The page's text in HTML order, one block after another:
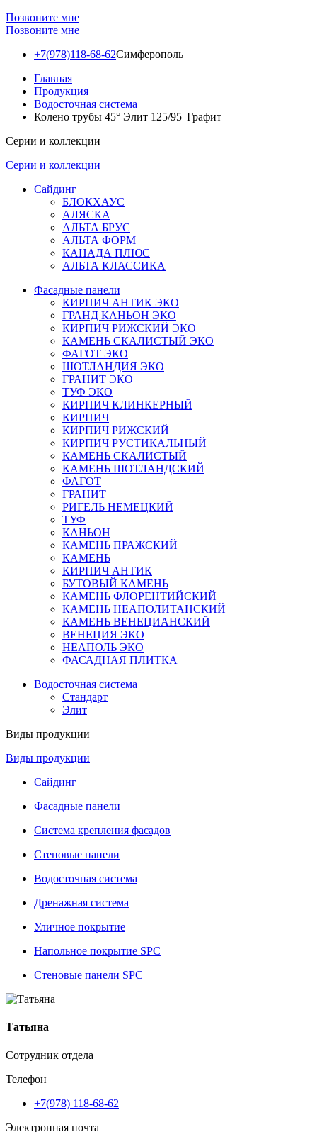
Позвоните мне
Позвоните мне
+7(978)118-68-62Симферополь
Главная
Продукция
Водосточная система
Колено трубы 45° Элит 125/95| Графит
Серии и коллекции
Серии и коллекции
Сайдинг
БЛОКХАУС
АЛЯСКА
АЛЬТА БРУС
АЛЬТА ФОРМ
КАНАДА ПЛЮС
АЛЬТА КЛАССИКА
Фасадные панели
КИРПИЧ АНТИК ЭКО
ГРАНД КАНЬОН ЭКО
КИРПИЧ РИЖСКИЙ ЭКО
КАМЕНЬ СКАЛИСТЫЙ ЭКО
ФАГОТ ЭКО
ШОТЛАНДИЯ ЭКО
ГРАНИТ ЭКО
ТУФ ЭКО
КИРПИЧ КЛИНКЕРНЫЙ
КИРПИЧ
КИРПИЧ РИЖСКИЙ
КИРПИЧ РУСТИКАЛЬНЫЙ
КАМЕНЬ СКАЛИСТЫЙ
КАМЕНЬ ШОТЛАНДСКИЙ
ФАГОТ
ГРАНИТ
РИГЕЛЬ НЕМЕЦКИЙ
ТУФ
КАНЬОН
КАМЕНЬ ПРАЖСКИЙ
КАМЕНЬ
КИРПИЧ АНТИК
БУТОВЫЙ КАМЕНЬ
КАМЕНЬ ФЛОРЕНТИЙСКИЙ
КАМЕНЬ НЕАПОЛИТАНСКИЙ
КАМЕНЬ ВЕНЕЦИАНСКИЙ
ВЕНЕЦИЯ ЭКО
НЕАПОЛЬ ЭКО
ФАСАДНАЯ ПЛИТКА
Водосточная система
Стандарт
Элит
Виды продукции
Виды продукции
Сайдинг
Фасадные панели
Система крепления фасадов
Стеновые панели
Водосточная система
Дренажная система
Уличное покрытие
Напольное покрытие SPC
Стеновые панели SPC
Татьяна
Сотрудник отдела
Телефон
+7(978) 118-68-62
Электронная почта